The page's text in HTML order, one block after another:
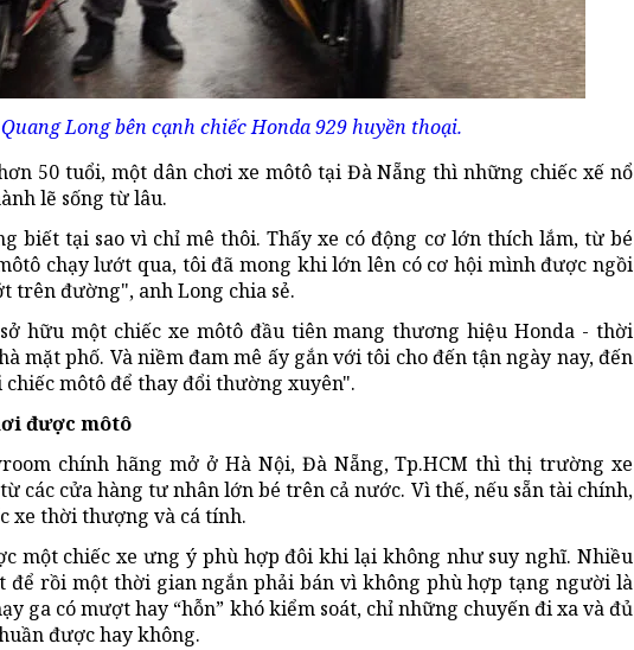
Long bên cạnh chiếc Honda 929 huyền thoại.
50 tuổi, một dân chơi xe môtô tại Đà Nẵng thì những chiếc xế nổ
lẽ sống từ lâu.
biết tại sao vì chỉ mê thôi. Thấy xe có động cơ lớn thích lắm, từ bé
chạy lướt qua, tôi đã mong khi lớn lên có cơ hội mình được ngồi
trên đường", anh Long chia sẻ.
hữu một chiếc xe môtô đầu tiên mang thương hiệu Honda - thời
mặt phố. Và niềm đam mê ấy gắn với tôi cho đến tận ngày nay, đến
môtô để thay đổi thường xuyên".
được môtô
chính hãng mở ở Hà Nội, Đà Nẵng, Tp.HCM thì thị trường xe
các cửa hàng tư nhân lớn bé trên cả nước. Vì thế, nếu sẵn tài chính,
xe thời thượng và cá tính.
một chiếc xe ưng ý phù hợp đôi khi lại không như suy nghĩ. Nhiều
rồi một thời gian ngắn phải bán vì không phù hợp tạng người là
ga có mượt hay “hỗn” khó kiểm soát, chỉ những chuyến đi xa và đủ
được hay không.